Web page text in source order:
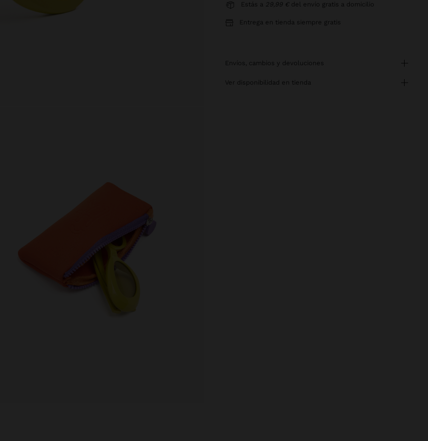
Estás a 29,99 € del envío gratis a domicilio
Entrega en tienda siempre gratis
envíos, cambios y devoluciones
ver disponibilidad en tienda